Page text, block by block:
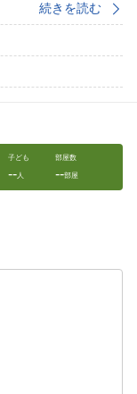
ト等
・
・
続きを読む
子ども
--人
部屋数
--部屋